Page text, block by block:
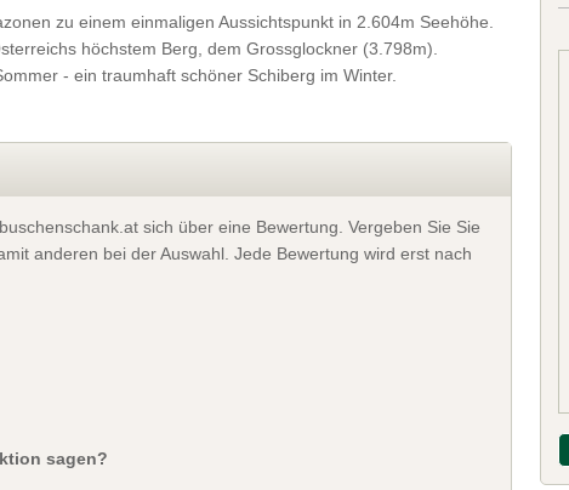
zu einem einmaligen Aussichtspunkt in 2.604m Seehöhe.
höchstem Berg, dem Grossglockner (3.798m).
- ein traumhaft schöner Schiberg im Winter.
sich über eine Bewertung. Vergeben Sie Sie
anderen bei der Auswahl. Jede Bewertung wird erst nach
sagen?